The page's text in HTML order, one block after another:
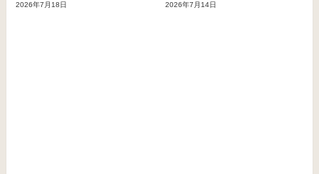
2026年7月18日 2026年7月14日